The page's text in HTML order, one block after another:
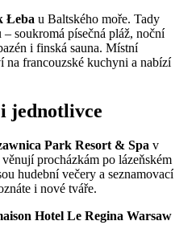
Łeba u Baltského moře. Tady
soukromá písečná pláž, noční
i finská sauna. Místní
na francouzské kuchyni a nabízí
jednotlivce
Park Resort & Spa v
procházkám po lázeňském
hudební večery a seznamovací
i nové tváře.
Hotel Le Regina Warsaw